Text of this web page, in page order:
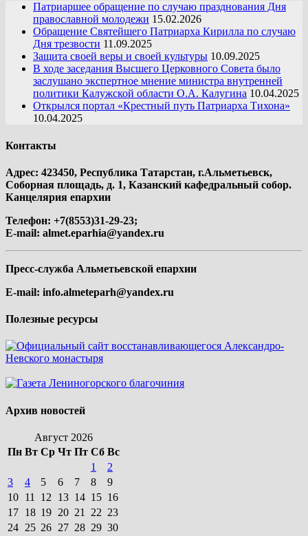
Патриаршее обращение по случаю празднования Дня
православной молодежи 15.02.2026
Обращение Святейшего Патриарха Кирилла по случаю
Дня трезвости 11.09.2025
Защита своей веры и своей культуры 10.09.2025
В ходе заседания Высшего Церковного Совета было
заслушано экспертное мнение министра внутренней
политики Калужской области О.А. Калугина 10.04.2025
Открылся портал «Крестный путь Патриарха Тихона»
10.04.2025
Контакты
Адрес: 423450, Республика Татарстан, г.Альметьевск,
Соборная площадь, д. 1, Казанский кафедральный собор.
Канцелярия епархии
Телефон: +7(8553)31-29-23;
E-mail: almet.eparhia@yandex.ru
Пресс-служба Альметьевской епархии
E-mail: info.almeteparh@yandex.ru
Полезные ресурсы
Архив новостей
Август 2026
Пн Вт Ср Чт Пт Сб Вс
1
2
3
4 5 6 7 8
9
10 11 12 13 14 15 16
17 18 19 20 21 22 23
24 25 26 27 28 29 30